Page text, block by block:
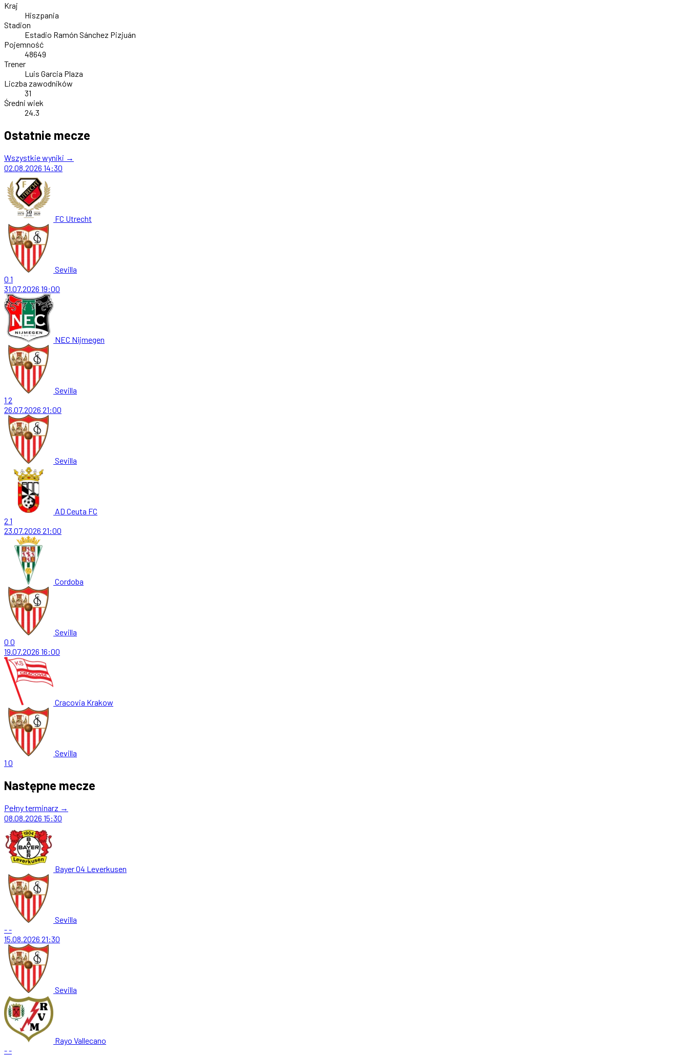
Kraj
Hiszpania
Stadion
Estadio Ramón Sánchez Pizjuán
Pojemność
48649
Trener
Luis Garcia Plaza
Liczba zawodników
31
Średni wiek
24.3
Ostatnie mecze
Wszystkie wyniki →
02.08.2026 14:30
FC Utrecht
Sevilla
0 1
31.07.2026 19:00
NEC Nijmegen
Sevilla
1 2
26.07.2026 21:00
Sevilla
AD Ceuta FC
2 1
23.07.2026 21:00
Cordoba
Sevilla
0 0
19.07.2026 16:00
Cracovia Krakow
Sevilla
1 0
Następne mecze
Pełny terminarz →
08.08.2026 15:30
Bayer 04 Leverkusen
Sevilla
--
15.08.2026 21:30
Sevilla
Rayo Vallecano
--